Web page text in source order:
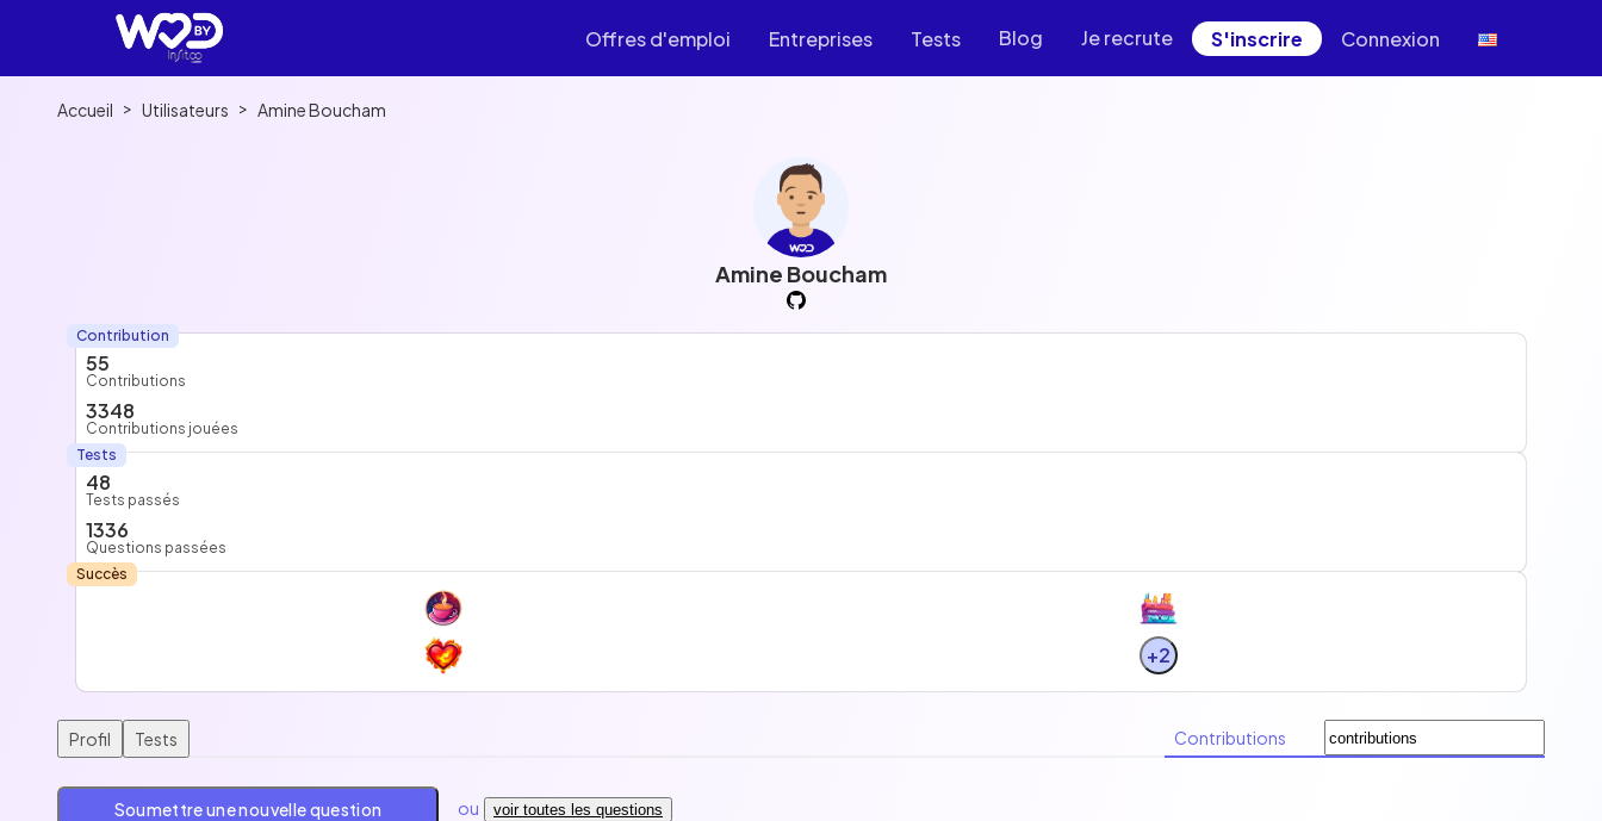
Offres d'emploi Entreprises Tests Blog Je recrute S'inscrire Connexion
Accueil > Utilisateurs > Amine Boucham
Amine Boucham
Contribution
55
Contributions
3348
Contributions jouées
Tests
48
Tests passés
1336
Questions passées
Succès
+2
Profil Tests Contributions
Soumettre une nouvelle question ou voir toutes les questions